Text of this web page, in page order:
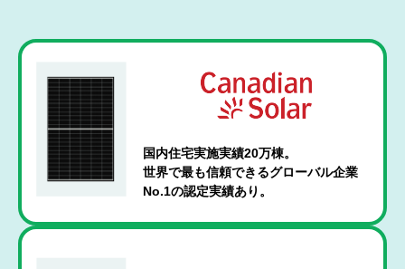
国内住宅実施実績20万棟。
世界で最も信頼できるグローバル企業
No.1の認定実績あり。